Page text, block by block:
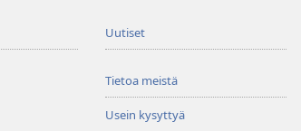
Uutiset
Tietoa meistä
Usein kysyttyä